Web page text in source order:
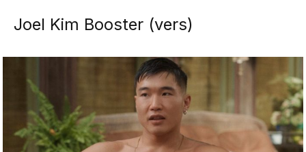
Joel Kim Booster (vers)